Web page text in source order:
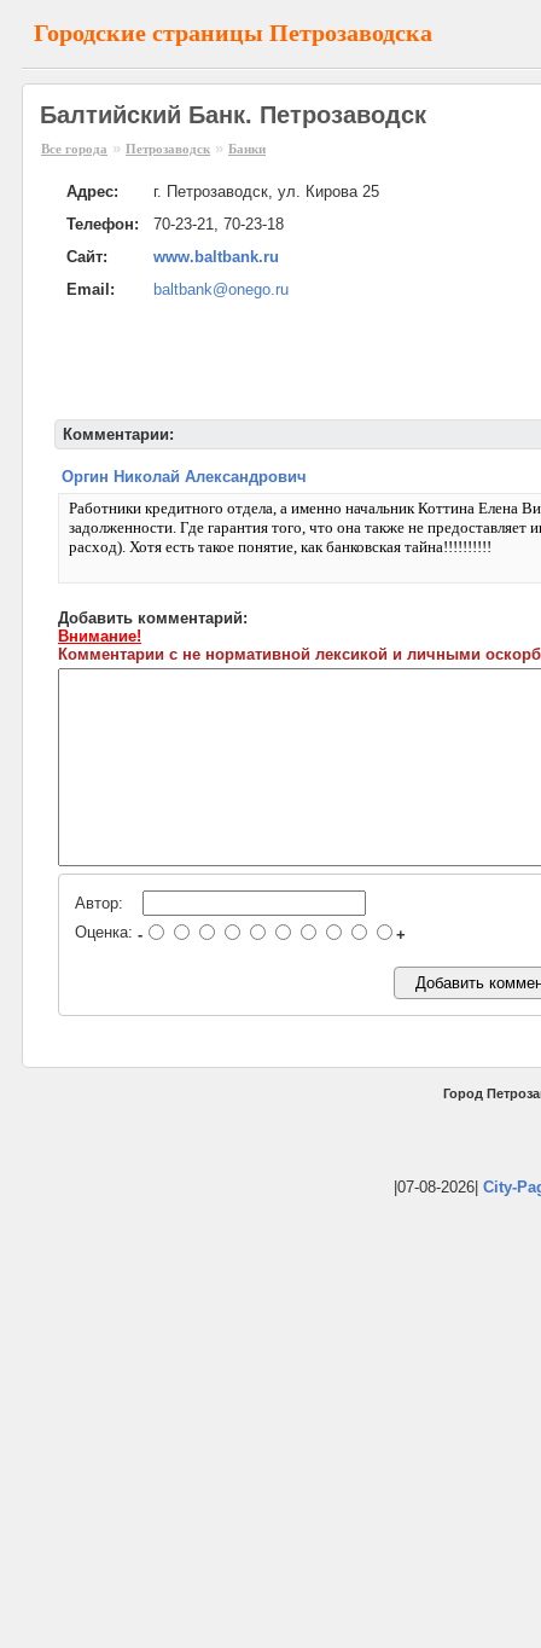
Городские страницы Петрозаводска
Балтийский Банк. Петрозаводск
Все города » Петрозаводск » Банки
Адрес:
г. Петрозаводск, ул. Кирова 25
Телефон:
70-23-21, 70-23-18
Сайт:
www.baltbank.ru
Email:
baltbank@onego.ru
Комментарии:
Оргин Николай Александрович
Работники кредитного отдела, а именно начальник Коттина Елена
задолженности. Где гарантия того, что она также не
расход). Хотя есть такое понятие, как банковская тайна!!!!!!!!!!
Добавить комментарий:
Внимание!
Комментарии с не нормативной лексикой и личными
Автор:
Оценка: - +
Город
|07-08-2026| City-